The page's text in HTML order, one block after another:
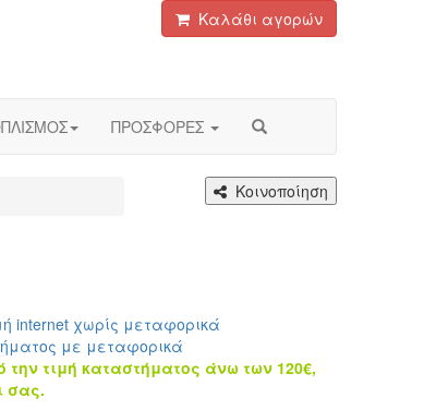
Καλάθι αγορών
ΠΡΟΣΦΟΡΕΣ
Κοινοποίηση
internet χωρίς μεταφορικά
με μεταφορικά
τιμή καταστήματος άνω των 120€,
σας.